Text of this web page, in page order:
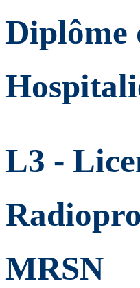
Diplôme
L3 -
MRSN